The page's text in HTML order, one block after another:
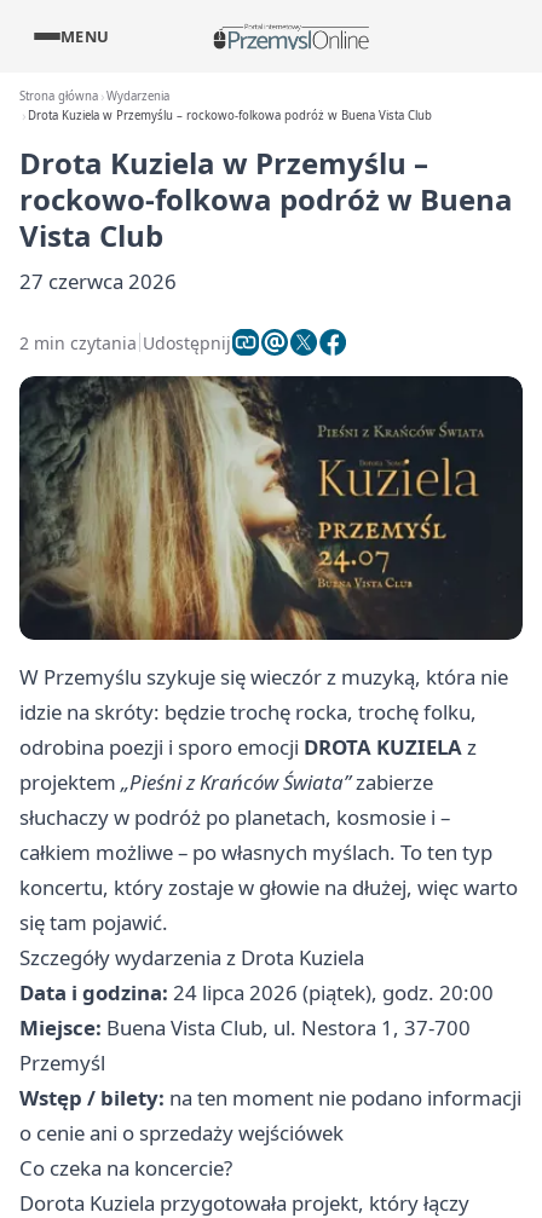
MENU
Strona główna Wydarzenia
Drota Kuziela w Przemyślu – rockowo-folkowa podróż w Buena Vista Club
Drota Kuziela w Przemyślu –
rockowo-folkowa podróż w Buena
Vista Club
27 czerwca 2026
2 min czytania Udostępnij
W Przemyślu szykuje się wieczór z muzyką, która nie
idzie na skróty: będzie trochę rocka, trochę folku,
odrobina poezji i sporo emocji DROTA KUZIELAz
projektem „Pieśni z Krańców Świata”zabierze
słuchaczy w podróż po planetach, kosmosie i –
całkiem możliwe – po własnych myślach. To ten typ
koncertu, który zostaje w głowie na dłużej, więc warto
się tam pojawić.
Szczegóły wydarzenia z Drota Kuziela
Data i godzina: 24 lipca 2026 (piątek), godz. 20:00
Miejsce: Buena Vista Club, ul. Nestora 1, 37-700
Przemyśl
Wstęp / bilety: na ten moment nie podano informacji
o cenie ani o sprzedaży wejściówek
Co czeka na koncercie?
Dorota Kuziela przygotowała projekt, który łączy